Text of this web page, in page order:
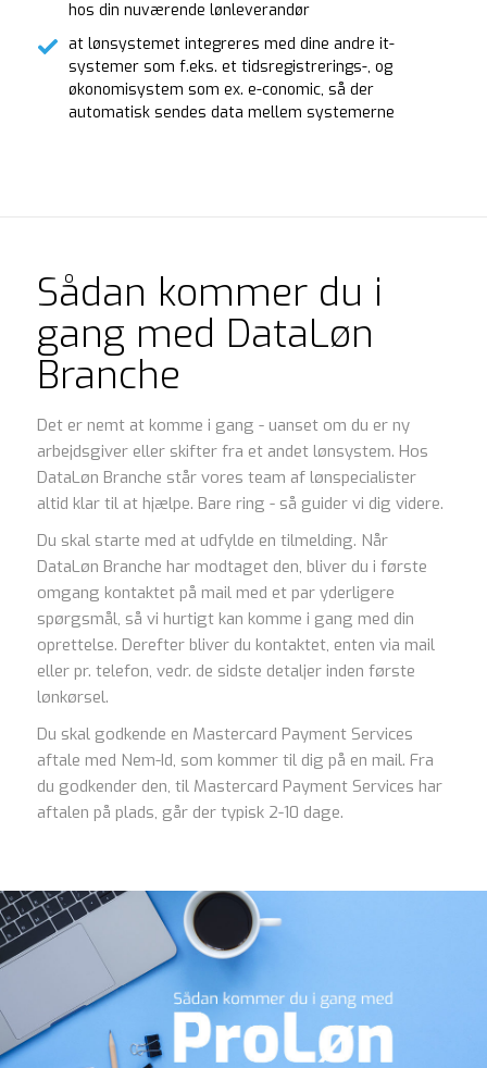
hos din nuværende lønleverandør
at lønsystemet integreres med dine andre it-
systemer som f.eks. et tidsregistrerings-, og
økonomisystem som ex. e-conomic, så der
automatisk sendes data mellem systemerne
Sådan kommer du i
gang med DataLøn
Branche
Det er nemt at komme i gang - uanset om du er ny
arbejdsgiver eller skifter fra et andet lønsystem. Hos
DataLøn Branche står vores team af lønspecialister
altid klar til at hjælpe. Bare ring - så guider vi dig videre.
Du skal starte med at udfylde en tilmelding. Når
DataLøn Branche har modtaget den, bliver du i første
omgang kontaktet på mail med et par yderligere
spørgsmål, så vi hurtigt kan komme i gang med din
oprettelse. Derefter bliver du kontaktet, enten via mail
eller pr. telefon, vedr. de sidste detaljer inden første
lønkørsel.
Du skal godkende en Mastercard Payment Services
aftale med Nem-Id, som kommer til dig på en mail. Fra
du godkender den, til Mastercard Payment Services har
aftalen på plads, går der typisk 2-10 dage.